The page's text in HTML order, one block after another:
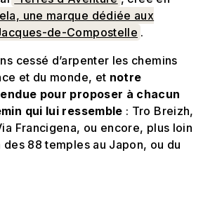
une marque dédiée aux
de-Compostelle .
cessé d’arpenter les chemins
et du monde, et notre
pour proposer à chacun
qui lui ressemble : Tro Breizh,
Francigena, ou encore, plus loin
88 temples au Japon, ou du